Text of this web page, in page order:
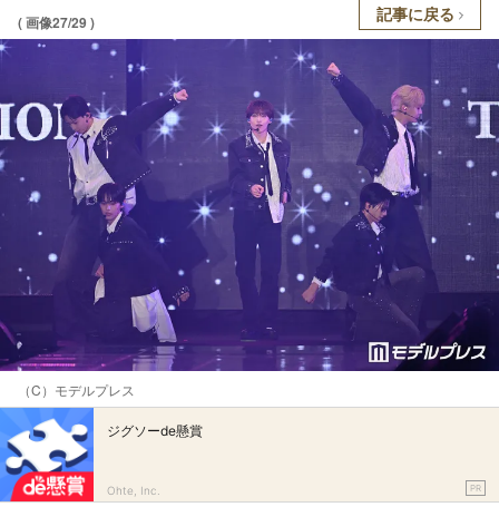
( 画像27/29 ) 記事に戻る
（C）モデルプレス
ジグソーde懸賞
Ohte, Inc. PR